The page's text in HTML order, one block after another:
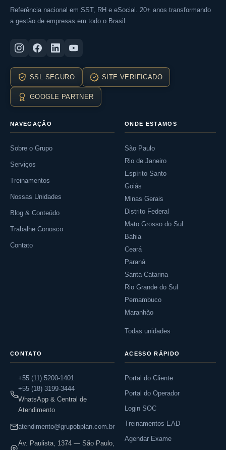
Referência nacional em SST, RH e eSocial. 20+ anos transformando
a gestão de empresas em todo o Brasil.
SSL SEGURO SITE VERIFICADO
GOOGLE PARTNER
NAVEGAÇÃO
Sobre o Grupo
Serviços
Treinamentos
Nossas Unidades
Blog & Conteúdo
Trabalhe Conosco
Contato
ONDE ESTAMOS
São Paulo
Rio de Janeiro
Espírito Santo
Goiás
Minas Gerais
Distrito Federal
Mato Grosso do Sul
Bahia
Ceará
Paraná
Santa Catarina
Rio Grande do Sul
Pernambuco
Maranhão
Todas unidades
CONTATO
+55 (11) 5200-1401
+55 (18) 3199-3444
WhatsApp & Central de
Atendimento
atendimento@grupobplan.com.br
Av. Paulista, 1374 — São Paulo,
ACESSO RÁPIDO
Portal do Cliente
Portal do Operador
Login SOC
Treinamentos EAD
Agendar Exame